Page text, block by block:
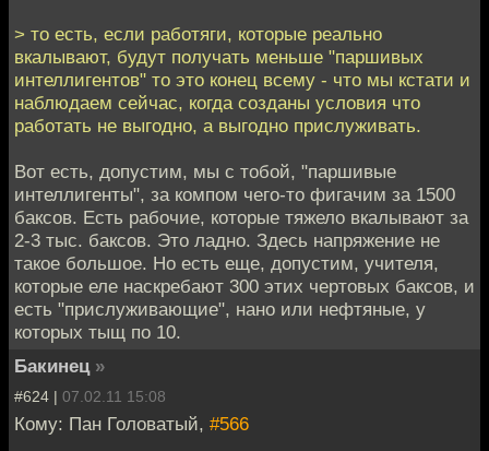
> то есть, если работяги, которые реально
вкалывают, будут получать меньше "паршивых
интеллигентов" то это конец всему - что мы кстати и
наблюдаем сейчас, когда созданы условия что
работать не выгодно, а выгодно прислуживать.
Вот есть, допустим, мы с тобой, "паршивые
интеллигенты", за компом чего-то фигачим за 1500
баксов. Есть рабочие, которые тяжело вкалывают за
2-3 тыс. баксов. Это ладно. Здесь напряжение не
такое большое. Но есть еще, допустим, учителя,
которые еле наскребают 300 этих чертовых баксов, и
есть "прислуживающие", нано или нефтяные, у
которых тыщ по 10.
Бакинец »
#624 | 07.02.11 15:08
Кому: Пан Головатый, #566